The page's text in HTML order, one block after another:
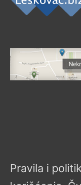
Pravila i